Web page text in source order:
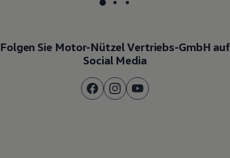
Folgen Sie Motor-Nützel Vertriebs-GmbH auf
Social Media